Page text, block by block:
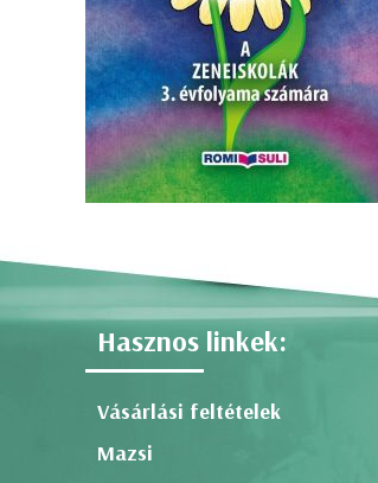
Hasznos linkek:
Vásárlási feltételek
Mazsi